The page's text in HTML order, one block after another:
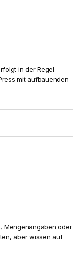
in der Regel
mit aufbauenden
Mengenangaben oder
aber wissen auf